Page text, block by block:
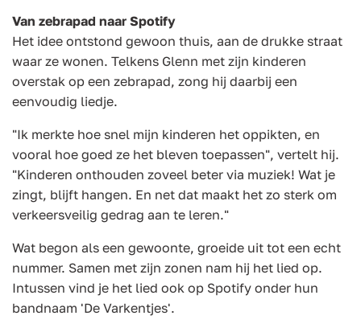
Van zebrapad naar Spotify
Het idee ontstond gewoon thuis, aan de drukke straat
waar ze wonen. Telkens Glenn met zijn kinderen
overstak op een zebrapad, zong hij daarbij een
eenvoudig liedje.
"Ik merkte hoe snel mijn kinderen het oppikten, en
vooral hoe goed ze het bleven toepassen", vertelt hij.
"Kinderen onthouden zoveel beter via muziek! Wat je
zingt, blijft hangen. En net dat maakt het zo sterk om
verkeersveilig gedrag aan te leren."
Wat begon als een gewoonte, groeide uit tot een echt
nummer. Samen met zijn zonen nam hij het lied op.
Intussen vind je het lied ook op Spotify onder hun
bandnaam 'De Varkentjes'.